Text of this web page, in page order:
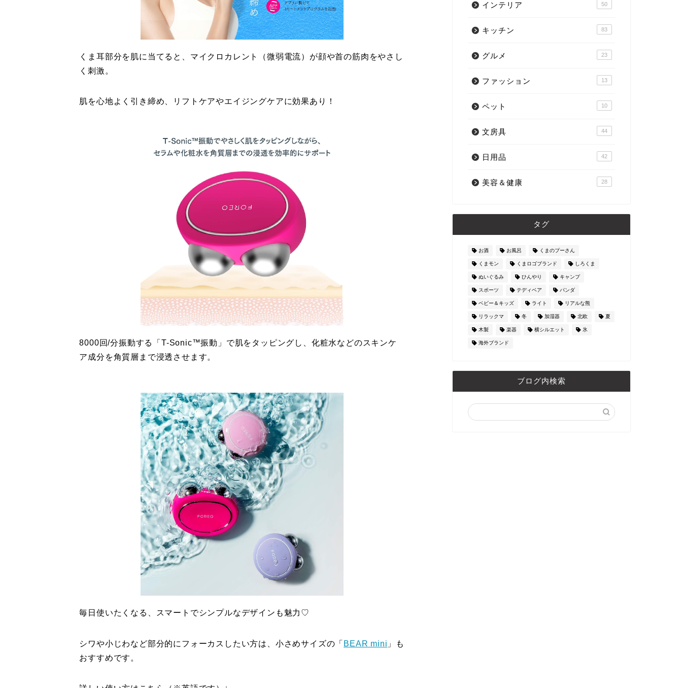
くま耳部分を肌に当てると、マイクロカレント（微弱電流）が顔や首の筋肉をやさし
く刺激。
肌を心地よく引き締め、リフトケアやエイジングケアに効果あり！
8000回/分振動する「T-Sonic™️振動」で肌をタッピングし、化粧水などのスキンケ
ア成分を角質層まで浸透させます。
毎日使いたくなる、スマートでシンプルなデザインも魅力♡
シワや小じわなど部分的にフォーカスしたい方は、小さめサイズの「 BEAR mini 」も
おすすめです。
インテリア 50
キッチン 83
グルメ 23
ファッション 13
ペット 10
文房具 44
日用品 42
美容＆健康 28
タグ
お酒 お風呂 くまのプーさん
くまモン くまロゴブランド しろくま
ぬいぐるみ ひんやり キャンプ
スポーツ テディベア パンダ
ベビー＆キッズ ライト リアルな熊
リラックマ 冬 加湿器 北欧 夏
木製 楽器 横シルエット 氷
海外ブランド
ブログ内検索